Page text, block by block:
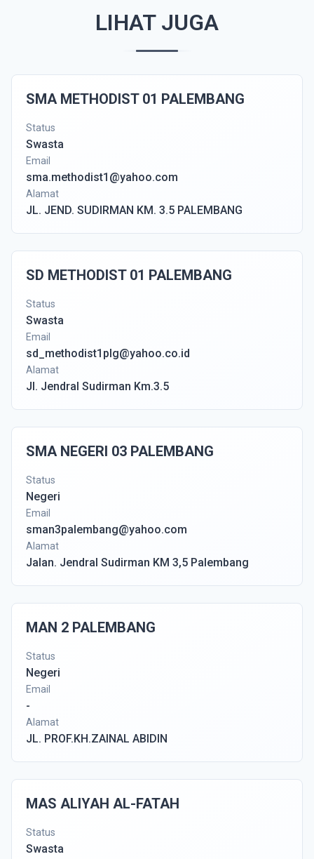
LIHAT JUGA
SMA METHODIST 01 PALEMBANG
Status
Swasta
Email
sma.methodist1@yahoo.com
Alamat
JL. JEND. SUDIRMAN KM. 3.5 PALEMBANG
SD METHODIST 01 PALEMBANG
Status
Swasta
Email
sd_methodist1plg@yahoo.co.id
Alamat
Jl. Jendral Sudirman Km.3.5
SMA NEGERI 03 PALEMBANG
Status
Negeri
Email
sman3palembang@yahoo.com
Alamat
Jalan. Jendral Sudirman KM 3,5 Palembang
MAN 2 PALEMBANG
Status
Negeri
Email
-
Alamat
JL. PROF.KH.ZAINAL ABIDIN
MAS ALIYAH AL-FATAH
Status
Swasta